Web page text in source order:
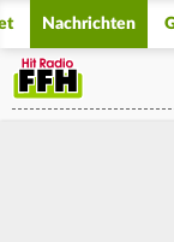
Nachrichten